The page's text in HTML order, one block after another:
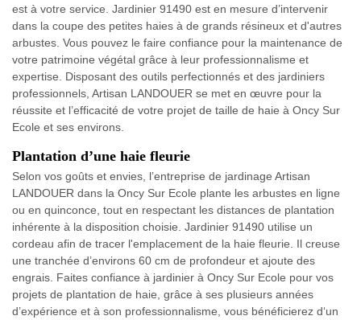
est à votre service. Jardinier 91490 est en mesure d’intervenir
dans la coupe des petites haies à de grands résineux et d'autres
arbustes. Vous pouvez le faire confiance pour la maintenance de
votre patrimoine végétal grâce à leur professionnalisme et
expertise. Disposant des outils perfectionnés et des jardiniers
professionnels, Artisan LANDOUER se met en œuvre pour la
réussite et l’efficacité de votre projet de taille de haie à Oncy Sur
Ecole et ses environs.
Plantation d’une haie fleurie
Selon vos goûts et envies, l’entreprise de jardinage Artisan
LANDOUER dans la Oncy Sur Ecole plante les arbustes en ligne
ou en quinconce, tout en respectant les distances de plantation
inhérente à la disposition choisie. Jardinier 91490 utilise un
cordeau afin de tracer l'emplacement de la haie fleurie. Il creuse
une tranchée d’environs 60 cm de profondeur et ajoute des
engrais. Faites confiance à jardinier à Oncy Sur Ecole pour vos
projets de plantation de haie, grâce à ses plusieurs années
d’expérience et à son professionnalisme, vous bénéficierez d‘un